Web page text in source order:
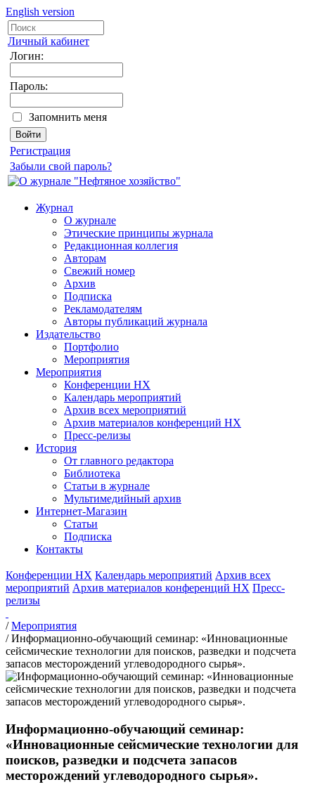
English version
Личный кабинет
Логин:
Пароль:
Запомнить меня
Регистрация
Забыли свой пароль?
Журнал
О журнале
Этические принципы журнала
Редакционная коллегия
Авторам
Свежий номер
Архив
Подписка
Рекламодателям
Авторы публикаций журнала
Издательство
Портфолио
Мероприятия
Мероприятия
Конференции НХ
Календарь мероприятий
Архив всех мероприятий
Архив материалов конференций НХ
Пресс-релизы
История
От главного редактора
Библиотека
Статьи в журнале
Мультимедийный архив
Интернет-Магазин
Статьи
Подписка
Контакты
Конференции НХ Календарь мероприятий Архив всех
мероприятий Архив материалов конференций НХ Пресс-
релизы
/Мероприятия
/Информационно-обучающий семинар: «Инновационные
сейсмические технологии для поисков, разведки и подсчета
запасов месторождений углеводородного сырья».
Информационно-обучающий семинар:
«Инновационные сейсмические технологии для
поисков, разведки и подсчета запасов
месторождений углеводородного сырья».